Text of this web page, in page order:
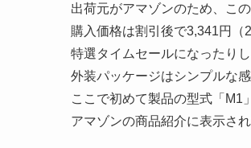
出荷元がアマゾンのため、こ
購入価格は割引後で3,341円（
特選タイムセールになったり
外装パッケージはシンプルな感
ここで初めて製品の型式「M1
アマゾンの商品紹介に表示さ